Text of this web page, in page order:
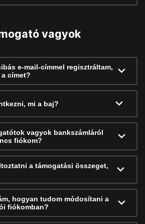
vagyok
e-mail-címmel regisztráltam,
címet?
mi a baj?
vagyok bankszámláról
fiókom?
a támogatási összeget,
hogyan tudom módosítani a
fiókomban?